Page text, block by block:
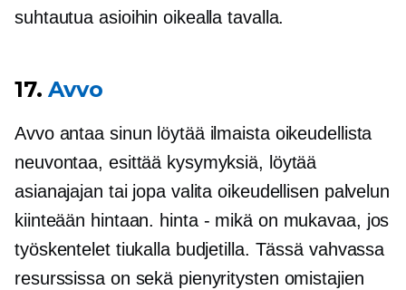
suhtautua asioihin oikealla tavalla.
17.Avvo
Avvo antaa sinun löytää ilmaista oikeudellista
neuvontaa, esittää kysymyksiä, löytää
asianajajan tai jopa valita oikeudellisen palvelun
kiinteään hintaan. hinta - mikäon mukavaa, jos
työskentelet tiukalla budjetilla. Tässä vahvassa
resurssissa on sekä pienyritysten omistajien